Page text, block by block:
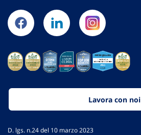
Lavora con noi
D. lgs. n.24 del 10 marzo 2023